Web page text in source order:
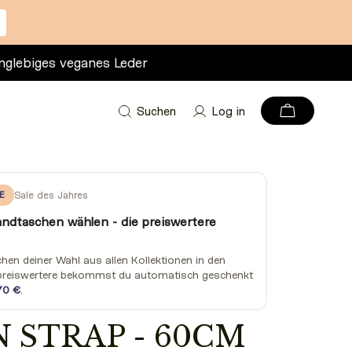
veganes Leder
Suchen Log in
Sale des Jahres
wählen - die preiswertere
deiner Wahl aus allen Kollektionen in den
bekommst du automatisch geschenkt
€
STRAP - 60CM